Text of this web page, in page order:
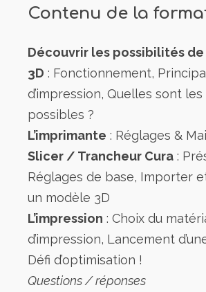
Contenu de la
Découvrir les possibilités de
3D : Fonctionnement,
d’impression, Quelles sont
possibles ?
L’imprimante : Réglages &
Slicer / Trancheur Cura :
Réglages de base, Importer
un modèle 3D
L’impression : Choix du
d’impression, Lancement
Défi d’optimisation !
Questions / réponses